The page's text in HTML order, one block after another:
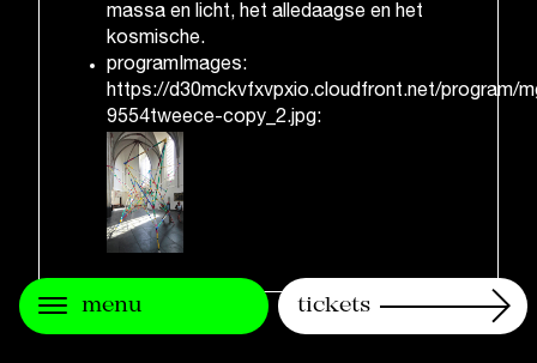
massa en licht, het alledaagse en het
kosmische.
programImages:
https://d30mckvfxvpxio.cloudfront.net/program/
9554tweece-copy_2.jpg:
menu tickets